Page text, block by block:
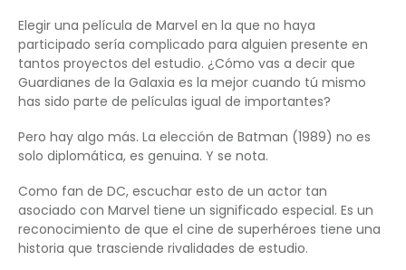
Elegir una película de Marvel en la que no haya
participado sería complicado para alguien presente en
tantos proyectos del estudio. ¿Cómo vas a decir que
Guardianes de la Galaxia es la mejor cuando tú mismo
has sido parte de películas igual de importantes?
Pero hay algo más. La elección de Batman (1989) no es
solo diplomática, es genuina. Y se nota.
Como fan de DC, escuchar esto de un actor tan
asociado con Marvel tiene un significado especial. Es un
reconocimiento de que el cine de superhéroes tiene una
historia que trasciende rivalidades de estudio.